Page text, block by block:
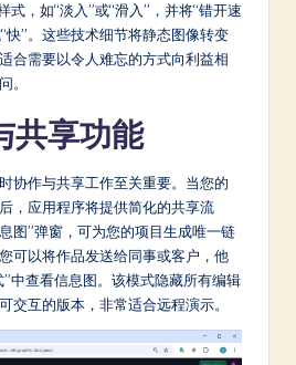
式，如“淡入”或“滑入”，并将“错开速
快”。这些技术细节将静态图像转变
合需要以令人难忘的方式向利益相
。
共享功能
协作与共享工作至关重要。当您的
，应用程序将提供简化的共享流
图”弹窗，可为您的项目生成唯一链
可以将作品发送给同事或客户，他
中查看信息图。该模式隐藏所有编辑
交互的版本，非常适合远程演示。